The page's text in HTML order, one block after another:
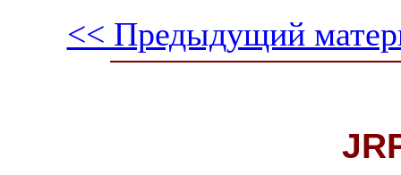
<< Предыдущий